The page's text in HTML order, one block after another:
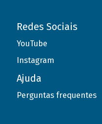
Redes Sociais
YouTube
Instagram
Ajuda
Perguntas frequentes